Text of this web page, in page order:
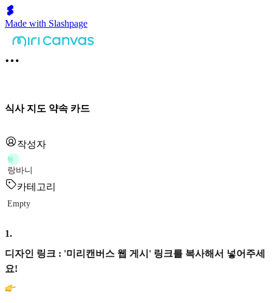
Made with Slashpage
식사 지도 약속 카드
작성자
랑
랑바니
카테고리
Empty
1.
디자인 링크 : '미리캔버스 웹 게시' 링크를 복사해서 넣어주세
요!